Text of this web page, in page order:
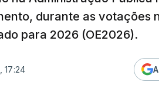
durante as votações
para 2026 (OE2026).
17:24